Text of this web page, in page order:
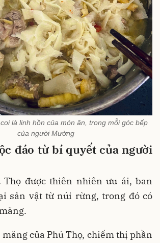
là linh hồn của món ăn, trong mỗi góc bếp
của người Mường
đáo từ bí quyết của người
Thọ được thiên nhiên ưu ái, ban
sản vật từ núi rừng, trong đó có
măng của Phú Thọ, chiếm thị phần